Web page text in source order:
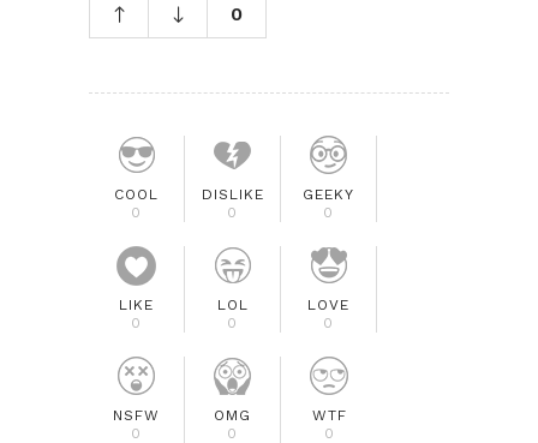
0
COOL
0
DISLIKE
0
GEEKY
0
LIKE
0
LOL
0
LOVE
0
NSFW
0
OMG
0
WTF
0